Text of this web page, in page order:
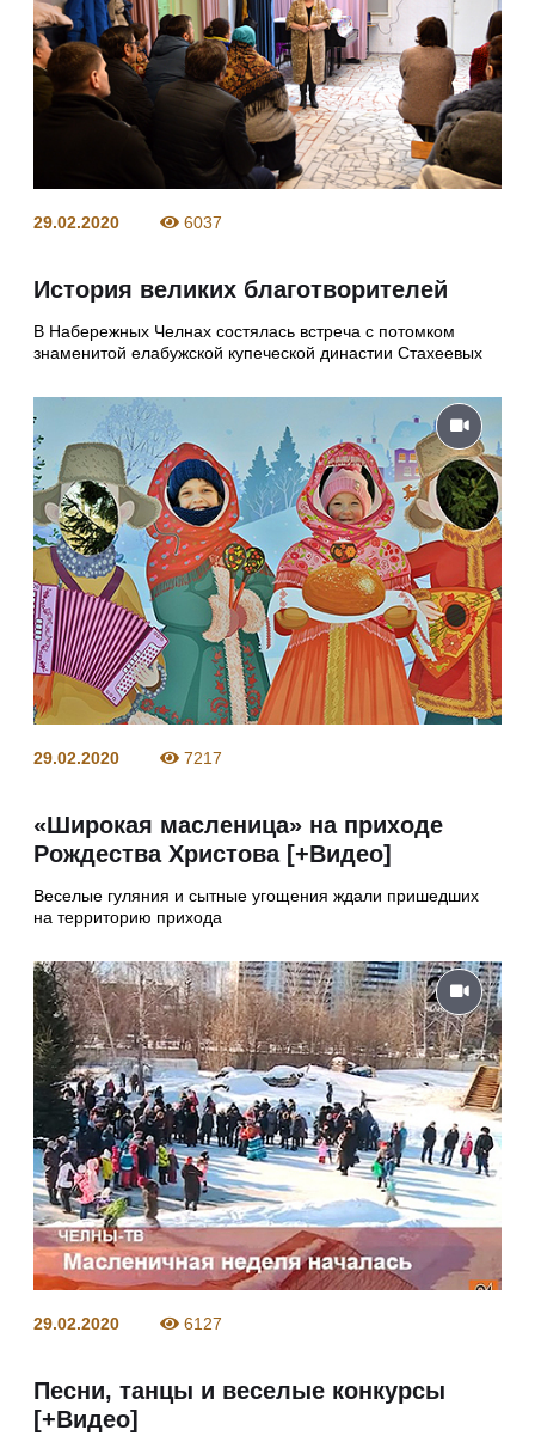
29.02.2020 6037
История великих благотворителей
В Набережных Челнах состялась встреча с потомком
знаменитой елабужской купеческой династии Стахеевых
29.02.2020 7217
«Широкая масленица» на приходе
Рождества Христова [+Видео]
Веселые гуляния и сытные угощения ждали пришедших
на территорию прихода
29.02.2020 6127
Песни, танцы и веселые конкурсы
[+Видео]